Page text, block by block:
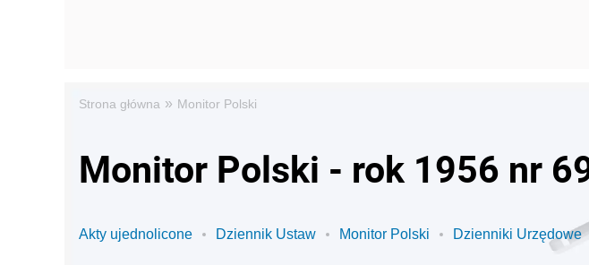
Strona główna » Monitor Polski
Monitor Polski - rok 1956 nr
Akty ujednolicone Dziennik Ustaw Monitor Polski Dzienniki Urzędowe